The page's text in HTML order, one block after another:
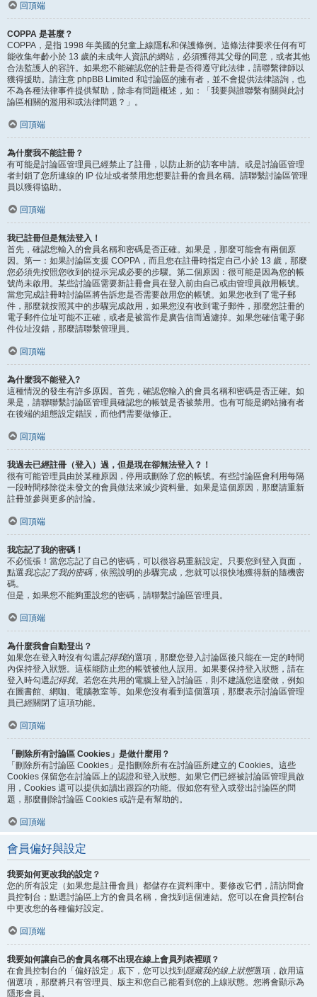
回頂端
COPPA 是甚麼？
COPPA，是指 1998 年美國的兒童上線隱私和保護條例。這條法律要求任何有可
能收集年齡小於 13 歲的未成年人資訊的網站，必須獲得其父母的同意，或者其他
合法監護人的容許。如果您不能確認您的註冊是否得遵守此法律，請聯繫律師以
獲得援助。請注意 phpBB Limited 和討論區的擁有者，並不會提供法律諮詢，也
不為各種法律事件提供幫助，除非有問題概述，如：「我要與誰聯繫有關與此討
論區相關的濫用和或法律問題？」。
回頂端
為什麼我不能註冊？
有可能是討論區管理員已經禁止了註冊，以防止新的訪客申請。或是討論區管理
者封鎖了您所連線的 IP 位址或者禁用您想要註冊的會員名稱。請聯繫討論區管理
員以獲得協助。
回頂端
我已註冊但是無法登入！
首先，確認您輸入的會員名稱和密碼是否正確。如果是，那麼可能會有兩個原
因。第一：如果討論區支援 COPPA，而且您在註冊時指定自己小於 13 歲，那麼
您必須先按照您收到的提示完成必要的步驟。第二個原因：很可能是因為您的帳
號尚未啟用。某些討論區需要新註冊會員在登入前由自己或由管理員啟用帳號。
當您完成註冊時討論區將告訴您是否需要啟用您的帳號。如果您收到了電子郵
件，那麼就按照其中的步驟完成啟用，如果您沒有收到電子郵件，那麼您註冊的
電子郵件位址可能不正確，或者是被當作是廣告信而過濾掉。如果您確信電子郵
件位址沒錯，那麼請聯繫管理員。
回頂端
為什麼我不能登入?
這種情況的發生有許多原因。首先，確認您輸入的會員名稱和密碼是否正確。如
果是，請聯聯繫討論區管理員確認您的帳號是否被禁用。也有可能是網站擁有者
在後端的組態設定錯誤，而他們需要做修正。
回頂端
我過去已經註冊（登入）過，但是現在卻無法登入？！
很有可能管理員由於某種原因，停用或刪除了您的帳號。有些討論區會利用每隔
一段時間移除從未發文的會員做法來減少資料量。如果是這個原因，那麼請重新
註冊並參與更多的討論。
回頂端
我忘記了我的密碼！
不必慌張！當您忘記了自己的密碼，可以很容易重新設定。只要您到登入頁面，
點選我忘記了我的密碼，依照說明的步驟完成，您就可以很快地獲得新的隨機密
碼。
但是，如果您不能夠重設您的密碼，請聯繫討論區管理員。
回頂端
為什麼我會自動登出？
如果您在登入時沒有勾選記得我的選項，那麼您登入討論區後只能在一定的時間
內保持登入狀態。這樣能防止您的帳號被他人誤用。如果要保持登入狀態，請在
登入時勾選記得我。若您在共用的電腦上登入討論區，則不建議您這麼做，例如
在圖書館、網咖、電腦教室等。如果您沒有看到這個選項，那麼表示討論區管理
員已經關閉了這項功能。
回頂端
「刪除所有討論區 Cookies」是做什麼用？
「刪除所有討論區 Cookies」是指刪除所有在討論區所建立的 Cookies。這些
Cookies 保留您在討論區上的認證和登入狀態。如果它們已經被討論區管理員啟
用，Cookies 還可以提供如讀出跟踪的功能。假如您有登入或登出討論區的問
題，那麼刪除討論區 Cookies 或許是有幫助的。
回頂端
會員偏好與設定
我要如何更改我的設定？
您的所有設定（如果您是註冊會員）都儲存在資料庫中。要修改它們，請訪問會
員控制台；點選討論區上方的會員名稱，會找到這個連結。您可以在會員控制台
中更改您的各種偏好設定。
回頂端
我要如何讓自己的會員名稱不出現在線上會員列表裡頭？
在會員控制台的「偏好設定」底下，您可以找到 隱藏我的線上狀態選項，啟用這
個選項，那麼將只有管理員、版主和您自己能看到您的上線狀態。您將會顯示為
隱形會員。